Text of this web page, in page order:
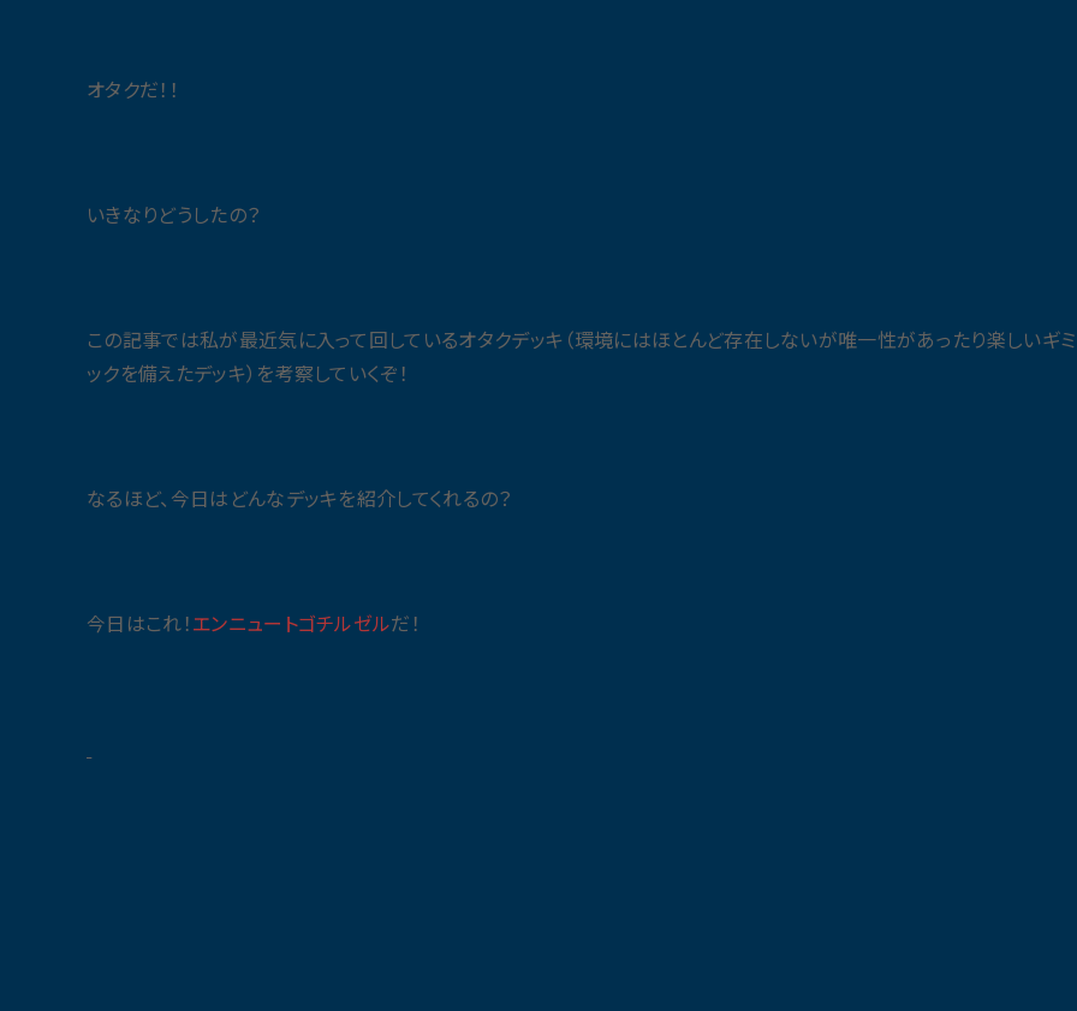
オタクだ！！
いきなりどうしたの？
この記事では私が最近気に入って回しているオタクデッキ（環境にはほとんど存在しないが唯一性があったり楽しいギミ
ックを備えたデッキ）を考察していくぞ！
なるほど、今日はどんなデッキを紹介してくれるの？
今日はこれ！エンニュートゴチルゼルだ！